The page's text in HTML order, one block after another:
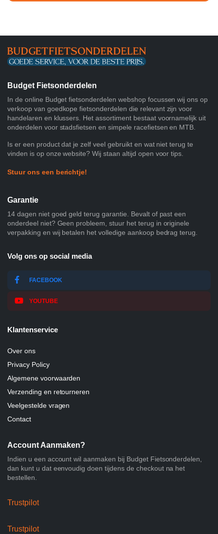
Budget Fietsonderdelen
In de online Budget fietsonderdelen webshop focussen wij ons op
verkoop van goedkope fietsonderdelen die relevant zijn voor
handelaren en klussers. Het assortiment bestaat voornamelijk uit
onderdelen voor stadsfietsen en simpele racefietsen en MTB.
Is er een product dat je zelf veel gebruikt en wat niet terug te
vinden is op onze website? Wij staan altijd open voor tips.
Stuur ons een berichtje!
Garantie
14 dagen niet goed geld terug garantie. Bevalt of past een
onderdeel niet? Geen probleem, stuur het terug in originele
verpakking en wij betalen het volledige aankoop bedrag terug.
Volg ons op social media
FACEBOOK
YOUTUBE
Klantenservice
Over ons
Privacy Policy
Algemene voorwaarden
Verzending en retourneren
Veelgestelde vragen
Contact
Account Aanmaken?
Indien u een account wil aanmaken bij Budget Fietsonderdelen,
dan kunt u dat eenvoudig doen tijdens de checkout na het
bestellen.
Trustpilot
Trustpilot